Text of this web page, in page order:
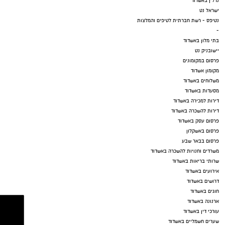
ישראל נט
נטיפס - רשת חברתית לטיפים והמלצות
-
בתי מלון באשדוד
יישובניק נט
פרסום במקומונים
מקומון אשדוד
משלוחים באשדוד
מסעדות באשדוד
דירות למכירה באשדוד
דירות להשכרה באשדוד
פרסום עסק באשדוד
פרסום באשקלון
פרסום בבאר שבע
משרדים וחנויות להשכרה באשדוד
שרותי בריאות באשדוד
אירועים באשדוד
דרושים באשדוד
חוגים באשדוד
ארנונה באשדוד
עורכי דין באשדוד
שערים חשמליים באשדוד